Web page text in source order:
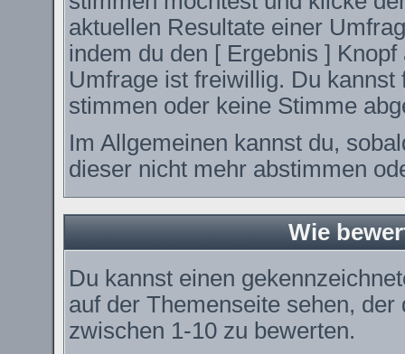
aktuellen Resultate einer
indem du den [ Ergebnis ]
Umfrage ist freiwillig. Du
stimmen oder keine Stimme
Im Allgemeinen kannst du,
dieser nicht mehr abstimmen
Wie
Du kannst einen
auf der Themenseite sehen,
zwischen 1-10 zu bewerten.